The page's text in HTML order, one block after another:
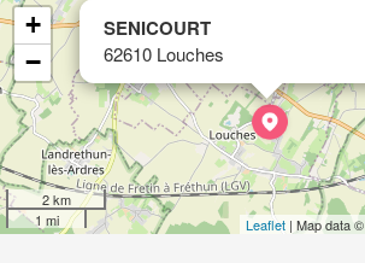
SENICOURT
62610 Louches
+
−
2 km
1 mi
Leaflet | Map data ©